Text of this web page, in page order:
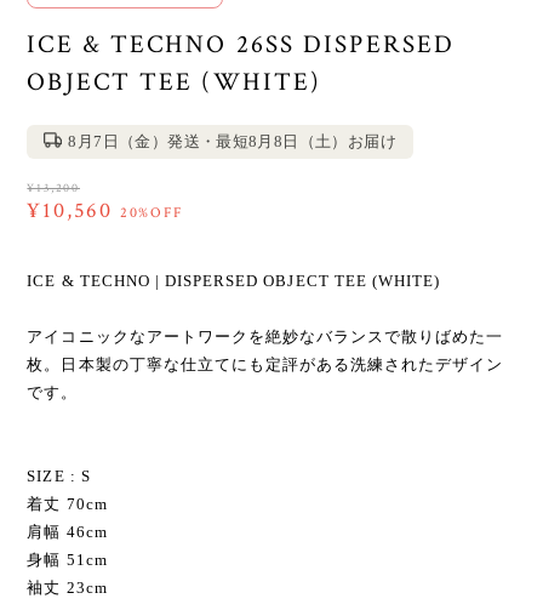
ICE & TECHNO 26SS DISPERSED
OBJECT TEE (WHITE)
8月7日（金）発送・最短8月8日（土）お届け
¥13,200
¥10,560 20%OFF
ICE & TECHNO | DISPERSED OBJECT TEE (WHITE)
アイコニックなアートワークを絶妙なバランスで散りばめた一
枚。日本製の丁寧な仕立てにも定評がある洗練されたデザイン
です。
SIZE : S
着丈 70cm
肩幅 46cm
身幅 51cm
袖丈 23cm